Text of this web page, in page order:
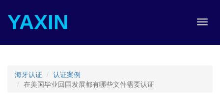
YAXIN
海牙认证
认证案例
在美国毕业回国发展都有哪些文件需要认证